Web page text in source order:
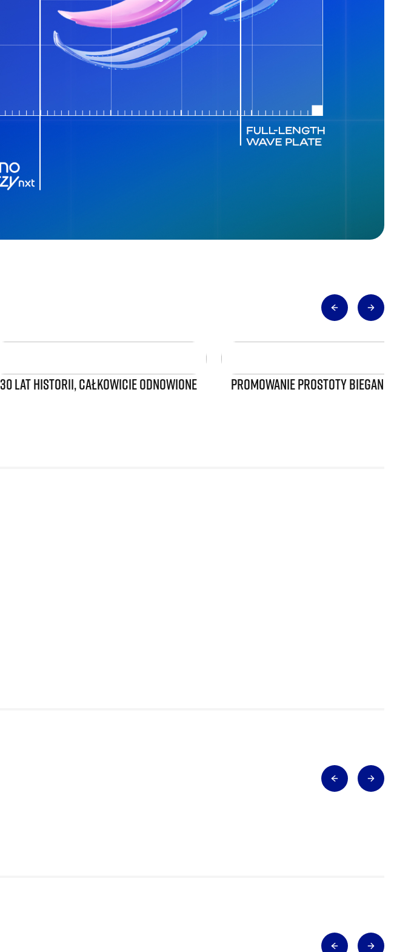
30 LAT HISTORII, CAŁKOWICIE ODNOWIONE PROMOWANIE PROSTOTY